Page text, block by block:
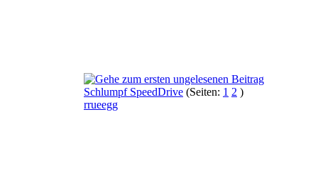
Schlumpf SpeedDrive (Seiten: 1 2 )
rrueegg